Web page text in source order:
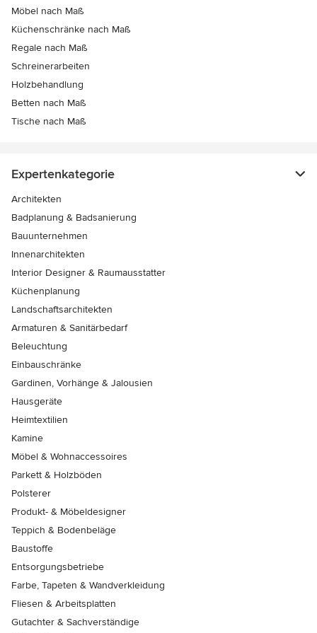
Möbel nach Maß
Küchenschränke nach Maß
Regale nach Maß
Schreinerarbeiten
Holzbehandlung
Betten nach Maß
Tische nach Maß
Expertenkategorie
Architekten
Badplanung & Badsanierung
Bauunternehmen
Innenarchitekten
Interior Designer & Raumausstatter
Küchenplanung
Landschaftsarchitekten
Armaturen & Sanitärbedarf
Beleuchtung
Einbauschränke
Gardinen, Vorhänge & Jalousien
Hausgeräte
Heimtextilien
Kamine
Möbel & Wohnaccessoires
Parkett & Holzböden
Polsterer
Produkt- & Möbeldesigner
Teppich & Bodenbeläge
Baustoffe
Entsorgungsbetriebe
Farbe, Tapeten & Wandverkleidung
Fliesen & Arbeitsplatten
Gutachter & Sachverständige